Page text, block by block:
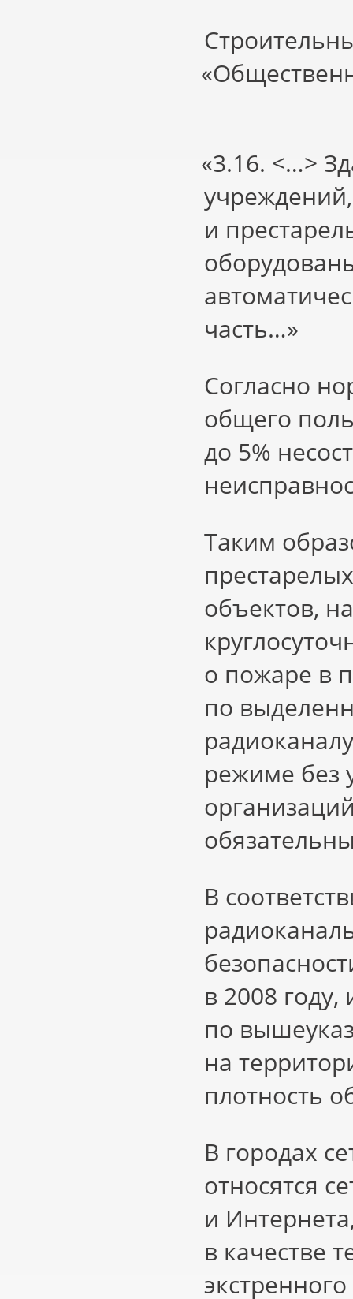
«
«3.16. <…>
и
часть…»
Согласно
общего
до 5%
Таким
объектов,
о пожаре в
по
режиме без
В
в 2008
по
на
плотность
В городах
относятся
и
в качестве